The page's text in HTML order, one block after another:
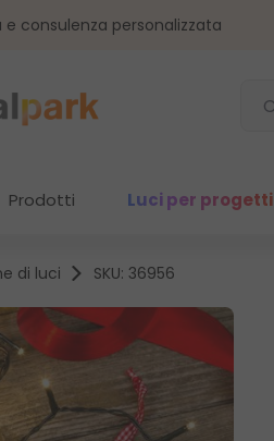
consulenza personalizzata
Prodotti Luci per progetti
di luci SKU: 36956